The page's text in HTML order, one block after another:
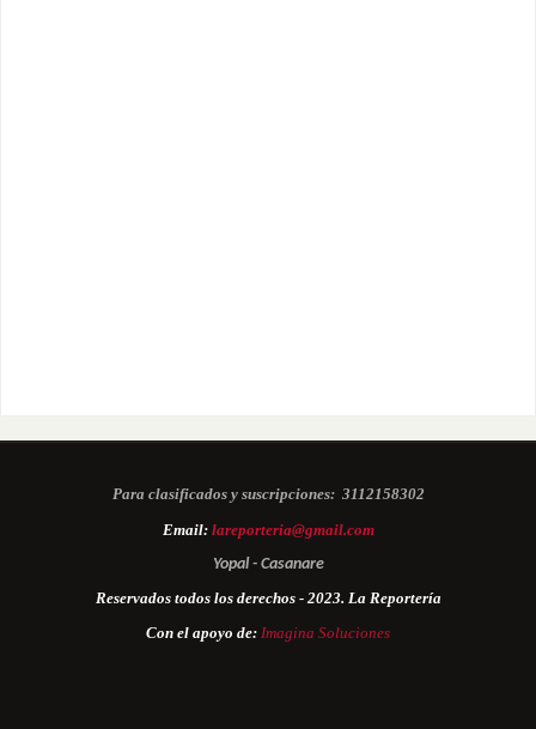
Para clasificados y suscripciones: 3112158302
Email: lareporteria@gmail.com
Yopal - Casanare
Reservados todos los derechos - 2023. La Reportería
Con el apoyo de: Imagina Soluciones